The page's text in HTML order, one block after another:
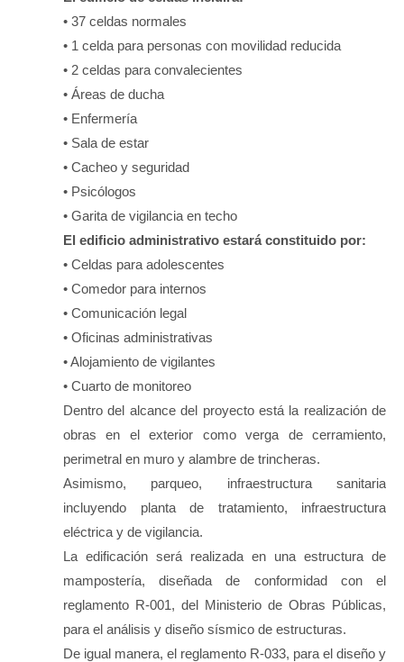
• 37 celdas normales
• 1 celda para personas con movilidad reducida
• 2 celdas para convalecientes
• Áreas de ducha
• Enfermería
• Sala de estar
• Cacheo y seguridad
• Psicólogos
• Garita de vigilancia en techo
El edificio administrativo estará constituido por:
• Celdas para adolescentes
• Comedor para internos
• Comunicación legal
• Oficinas administrativas
• Alojamiento de vigilantes
• Cuarto de monitoreo
Dentro del alcance del proyecto está la realización de
obras en el exterior como verga de cerramiento,
perimetral en muro y alambre de trincheras.
Asimismo, parqueo, infraestructura sanitaria
incluyendo planta de tratamiento, infraestructura
eléctrica y de vigilancia.
La edificación será realizada en una estructura de
mampostería, diseñada de conformidad con el
reglamento R-001, del Ministerio de Obras Públicas,
para el análisis y diseño sísmico de estructuras.
De igual manera, el reglamento R-033, para el diseño y